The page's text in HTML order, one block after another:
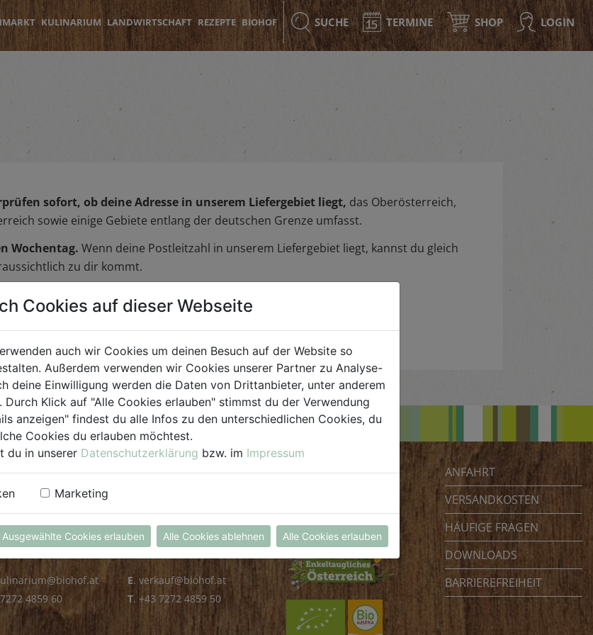
KULINARIUM LANDWIRTSCHAFT REZEPTE BIOHOF SUCHE TERMINE SHOP LOGIN
sofort, ob deine Adresse in unserem Liefergebiet liegt, das Oberösterreich,
sowie einige Gebiete entlang der deutschen Grenze umfasst.
Wochentag. Wenn deine Postleitzahl in unserem Liefergebiet liegt, kannst du gleich
zu dir kommt.
8.00 - 14.30 Uhr
4859 60
GROSSHANDEL
Mo - Do: 8.00 - 16.00 Uhr
E. verkauf@biohof.at
T. +43 7272 4859 50
Biohof Achleitner
4070 Eferding
Österreich
ANFAHRT
VERSANDKOSTEN
HÄUFIGE FRAGEN
DOWNLOADS
BARRIEREFREIHEIT
Cookies auf dieser Webseite
auch wir Cookies um deinen Besuch auf der Website so
Außerdem verwenden wir Cookies unserer Partner zu Analyse-
deine Einwilligung werden die Daten von Drittanbieter, unter anderem
Klick auf "Alle Cookies erlauben" stimmst du der Verwendung
anzeigen" findest du alle Infos zu den unterschiedlichen Cookies, du
Cookies du erlauben möchtest.
du in unserer Datenschutzerklärung bzw. im Impressum
Marketing
Ausgewählte Cookies erlauben Alle Cookies ablehnen Alle Cookies erlauben